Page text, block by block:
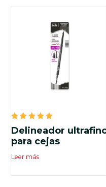
Valorado
en
5.00
de 5
Delineador
para cejas
Leer más